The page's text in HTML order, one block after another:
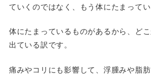
ていくのではなく、もう体にたまってい
体にたまっているものがあるから、ど
出ている訳です。
痛みやコリにも影響して、浮腫みや脂